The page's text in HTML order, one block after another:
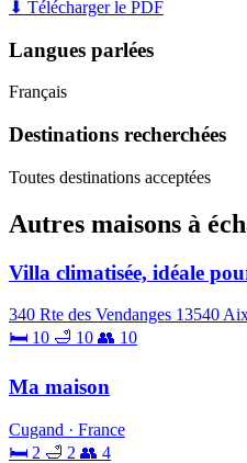
⬇ Télécharger le PDF
Langues parlées
Français
Destinations recherchées
Toutes destinations acceptées
Autres maisons à
Villa climatisée, idéale
340 Rte des Vendanges 13540
🛏 10 🛁 10 👥 10
Ma maison
Cugand · France
🛏 2 🛁 2 👥 4